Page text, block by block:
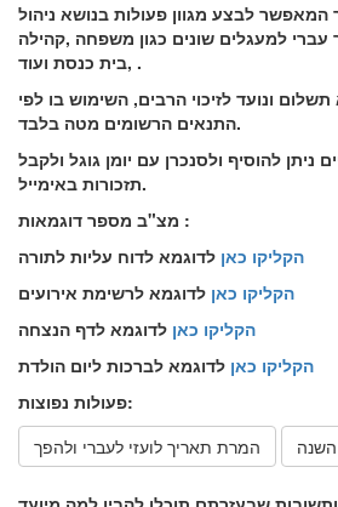
לבצע מגוון פעולות בנושא ניהול
עברי למעגלים שונים כגון משפחה ,קהילה
,בית כנסת ועוד .
ונועד לזיכוי הרבים, השימוש בו לפי
התנאים הרשומים מטה בלבד.
ניתן להוסיף ולסנכרן עם יומן גוגל ולקבל
תזכורות באימייל.
מצ"ב מספר דוגמאות :
הקליקו כאן לדוגמא לדוח עליות לתורה
הקליקו כאן לדוגמא לרשימת אירועים
הקליקו כאן לדוגמא לדף הנצחה
הקליקו כאן לדוגמא לברכות ליום הולדת
פעולות נפוצות:
המרת תאריך לועזי לעברי ולהפך
השנה